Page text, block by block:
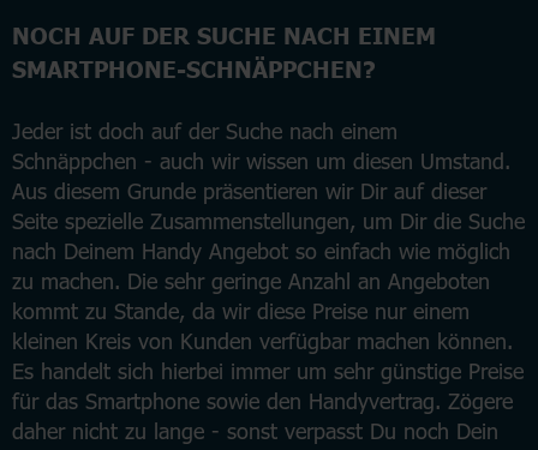
NOCH AUF DER SUCHE NACH EINEM
SMARTPHONE-SCHNÄPPCHEN?
Jeder ist doch auf der Suche nach einem
Schnäppchen - auch wir wissen um diesen Umstand.
Aus diesem Grunde präsentieren wir Dir auf dieser
Seite spezielle Zusammenstellungen, um Dir die Suche
nach Deinem Handy Angebot so einfach wie möglich
zu machen. Die sehr geringe Anzahl an Angeboten
kommt zu Stande, da wir diese Preise nur einem
kleinen Kreis von Kunden verfügbar machen können.
Es handelt sich hierbei immer um sehr günstige Preise
für das Smartphone sowie den Handyvertrag. Zögere
daher nicht zu lange - sonst verpasst Du noch Dein